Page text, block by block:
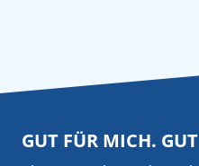
GUT FÜR MICH.